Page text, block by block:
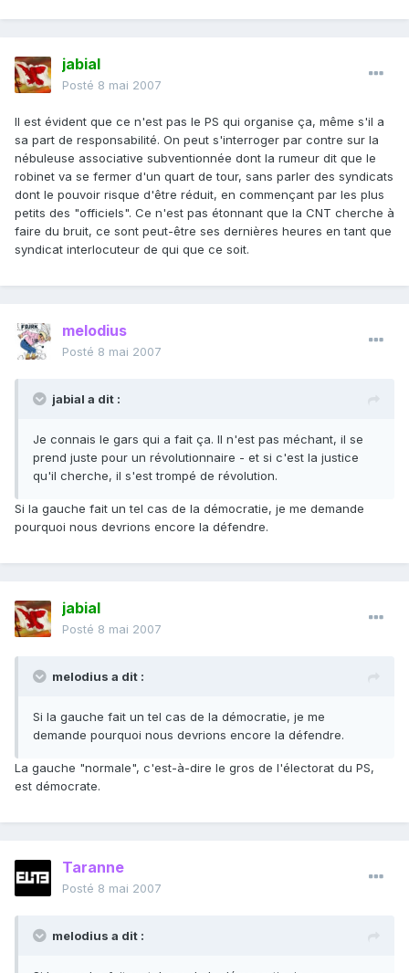
jabial
Posté 8 mai 2007
Il est évident que ce n'est pas le PS qui organise ça, même s'il a
sa part de responsabilité. On peut s'interroger par contre sur la
nébuleuse associative subventionnée dont la rumeur dit que le
robinet va se fermer d'un quart de tour, sans parler des syndicats
dont le pouvoir risque d'être réduit, en commençant par les plus
petits des "officiels". Ce n'est pas étonnant que la CNT cherche à
faire du bruit, ce sont peut-être ses dernières heures en tant que
syndicat interlocuteur de qui que ce soit.
melodius
Posté 8 mai 2007
jabial a dit :
Je connais le gars qui a fait ça. Il n'est pas méchant, il se
prend juste pour un révolutionnaire - et si c'est la justice
qu'il cherche, il s'est trompé de révolution.
Si la gauche fait un tel cas de la démocratie, je me demande
pourquoi nous devrions encore la défendre.
jabial
Posté 8 mai 2007
melodius a dit :
Si la gauche fait un tel cas de la démocratie, je me
demande pourquoi nous devrions encore la défendre.
La gauche "normale", c'est-à-dire le gros de l'électorat du PS,
est démocrate.
Taranne
Posté 8 mai 2007
melodius a dit :